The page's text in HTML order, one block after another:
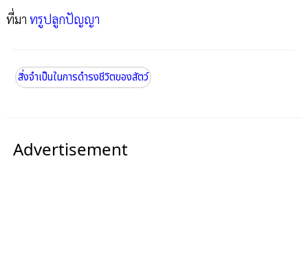
ที่มา ทรูปลูกปัญญา
สิ่งจำเป็นในการดำรงชีวิตของสัตว์
Advertisement